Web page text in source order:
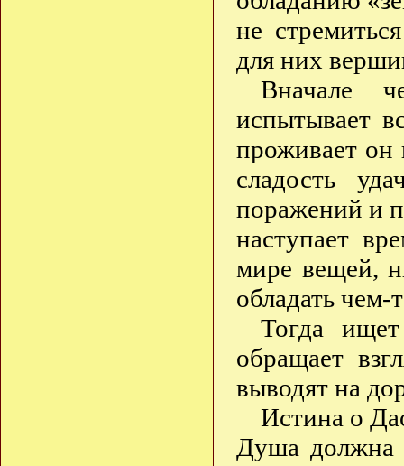
не
для них
Вначале
испытывает
проживает
сладость
поражений и
наступает
мире вещей,
обладать
Тогда
обращает
выводят на
Истина о
Душа должна